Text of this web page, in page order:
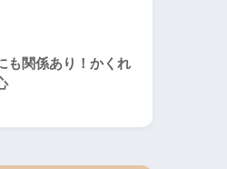
も関係あり！かくれ